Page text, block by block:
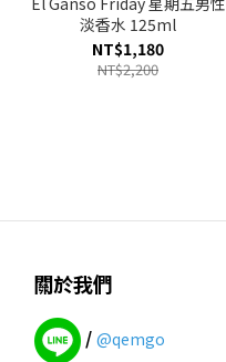
淡香水 125ml
NT$1,180
NT$2,200
關於我們
/ @qemgo